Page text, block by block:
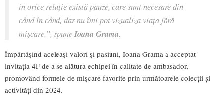
în orice relație există pauze, care sunt necesare din
când în când, dar nu îmi pot vizualiza viața fără
mișcare.”, spuneIoana Grama.
Împărtăşind aceleaşi valori şi pasiuni, Ioana Grama a acceptat
invitația 4F de a se alătura echipei în calitate de ambasador,
promovând formele de mișcare favorite prin următoarele colecții și
activități din 2024.